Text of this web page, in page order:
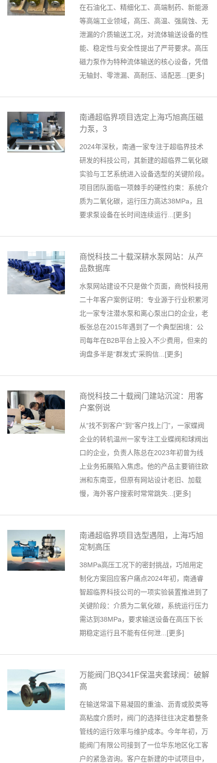
在石油化工、精细化工、高端制药、新能源
等高端工业领域，高压、高温、强腐蚀、无
泄漏的介质输送工况，对流体输送设备的性
能、稳定性与安全性提出了严苛要求。高压
磁力泵作为特种流体输送的核心设备，凭借
无轴封、零泄漏、高耐压、适配恶...[更多]
南通超临界项目选定上海巧旭高压磁
力泵，3
2024年深秋，南通一家专注于超临界技术
研发的科技公司，其新建的超临界二氧化碳
实验与工艺系统进入设备选型的关键阶段。
项目团队面临一项棘手的硬性约束：系统介
质为二氧化碳，运行压力高达38MPa，且
要求泵设备在长时间连续运行...[更多]
商悦科技二十载深耕水泵网站：从产
品数据库
水泵网站建设不只是做个页面，商悦科技用
二十年客户案例证明：专业源于行业积累河
北一家专注潜水泵和离心泵出口的企业，老
板张总在2015年遇到了一个典型困境：公
司每年在B2B平台上投入不少费用，但来的
询盘多半是“群发式”采购信...[更多]
商悦科技二十载阀门建站沉淀：用客
户案例说
从“找不到客户”到“客户找上门”，一家蝶阀
企业的转机温州一家专注工业蝶阀和球阀出
口的企业，负责人陈总在2023年初曾为线
上业务拓展陷入焦虑。他的产品主要销往欧
洲和东南亚，但原有网站设计老旧、加载
慢，海外客户搜索时常常跳失...[更多]
南通超临界项目选型遇阻，上海巧旭
定制高压
38MPa高压工况下的密封挑战，巧旭用定
制化方案回应客户痛点2024年初，南通睿
智超临界科技公司的一项实验装置推进到了
关键阶段：介质为二氧化碳，系统运行压力
需达到38MPa，要求输送设备在高压下长
期稳定运行且不能有任何泄...[更多]
万能阀门BQ341F保温夹套球阀：破解
高
在输送常温下易凝固的重油、沥青或胶类等
高粘度介质时，阀门的选择往往决定着整条
管线的运行效率与维护成本。今年年初，万
能阀门有限公司接到了一位华东地区化工客
户的紧急咨询。客户在新建的中试项目中，